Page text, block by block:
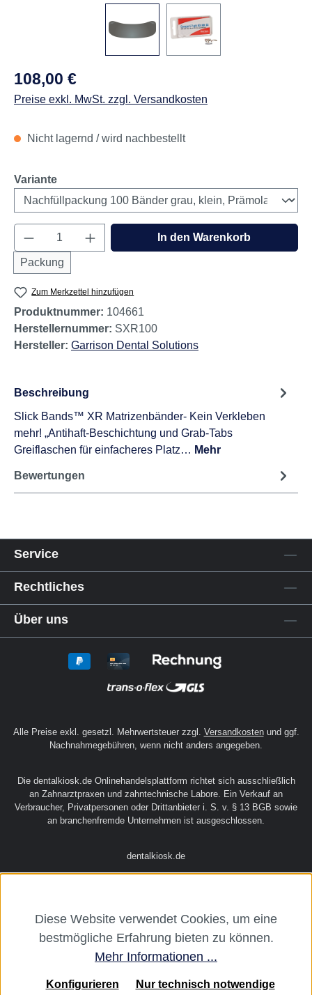
Abbildungen können vom Original abweichen.
Regulärer Preis:
108,00 €
Preise exkl. MwSt. zzgl. Versandkosten
Nicht lagernd / wird nachbestellt
Varianteauswählen
Produkt Anzahl: Gib den gewünschten
Packung
In den Warenkorb
Zum Merkzettel hinzufügen
Produktnummer: 104661
Herstellernummer: SXR100
Hersteller: Garrison Dental Solutions
Beschreibung
Slick Bands™ XR Matrizenbänder- Kein Verkleben
mehr! „Antihaft-Beschichtung und Grab-Tabs
Greiflaschen für einfacheres Platz… Mehr
Bewertungen
Service
Rechtliches
Über uns
Alle Preise exkl. gesetzl. Mehrwertsteuer zzgl. Versandkostenund ggf.
Nachnahmegebühren, wenn nicht anders angegeben.
Die dentalkiosk.de Onlinehandelsplattform richtet sich ausschließlich
an Zahnarztpraxen und zahntechnische Labore. Ein Verkauf an
Verbraucher, Privatpersonen oder Drittanbieter i. S. v. § 13 BGB sowie
an branchenfremde Unternehmen ist ausgeschlossen.
dentalkiosk.de
Diese Website verwendet Cookies, um eine
bestmögliche Erfahrung bieten zu können.
Mehr Informationen ...
Nur technisch notwendige
Konfigurieren